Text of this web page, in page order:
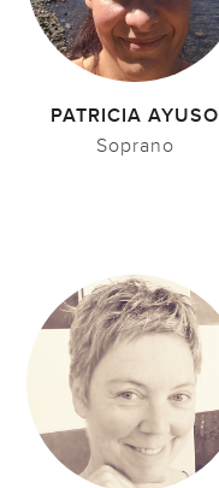
PATRICIA AYUSO
Soprano